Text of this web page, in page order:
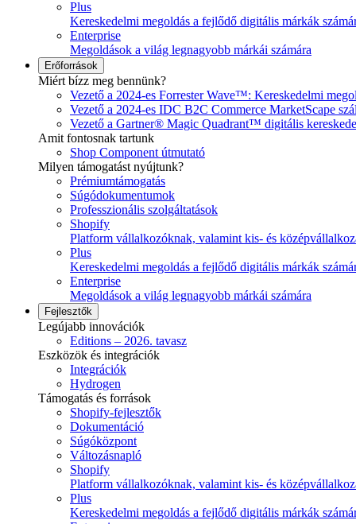
Plus
Kereskedelmi megoldás a fejlődő digitális márkák
Enterprise
Megoldások a világ legnagyobb márkái számára
Erőforrások
Miért bízz meg bennünk?
Vezető a 2024-es Forrester Wave™: Kereskedelmi
Vezető a 2024-es IDC B2C Commerce MarketScape
Vezető a Gartner® Magic Quadrant™ digitális
Amit fontosnak tartunk
Shop Component útmutató
Milyen támogatást nyújtunk?
Prémiumtámogatás
Súgódokumentumok
Professzionális szolgáltatások
Shopify
Platform vállalkozóknak, valamint kis- és
Plus
Kereskedelmi megoldás a fejlődő digitális márkák
Enterprise
Megoldások a világ legnagyobb márkái számára
Fejlesztők
Legújabb innovációk
Editions – 2026. tavasz
Eszközök és integrációk
Integrációk
Hydrogen
Támogatás és források
Shopify-fejlesztők
Dokumentáció
Súgóközpont
Változásnapló
Shopify
Platform vállalkozóknak, valamint kis- és
Plus
Kereskedelmi megoldás a fejlődő digitális márkák